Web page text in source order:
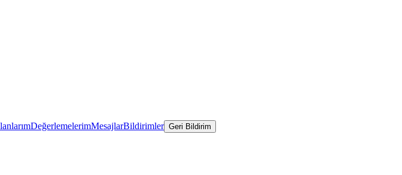
DeğerlemelerimMesajlarBildirimler Geri Bildirim